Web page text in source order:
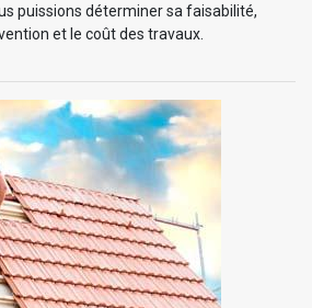
puissions déterminer sa faisabilité,
et le coût des travaux.